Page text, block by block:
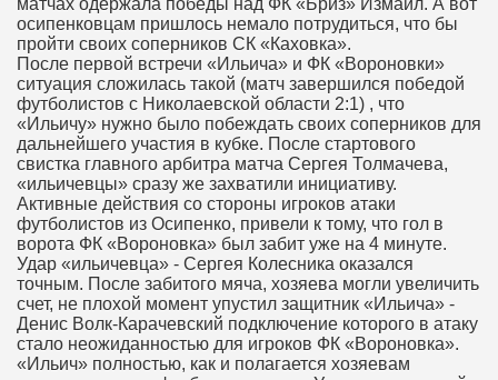
матчах одержала победы над ФК «Бриз» Измаил. А вот
осипенковцам пришлось немало потрудиться, что бы
пройти своих соперников СК «Каховка».
После первой встречи «Ильича» и ФК «Вороновки»
ситуация сложилась такой (матч завершился победой
футболистов с Николаевской области 2:1) , что
«Ильичу» нужно было побеждать своих соперников для
дальнейшего участия в кубке. После стартового
свистка главного арбитра матча Сергея Толмачева,
«ильичевцы» сразу же захватили инициативу.
Активные действия со стороны игроков атаки
футболистов из Осипенко, привели к тому, что гол в
ворота ФК «Вороновка» был забит уже на 4 минуте.
Удар «ильичевца» - Сергея Колесника оказался
точным. После забитого мяча, хозяева могли увеличить
счет, не плохой момент упустил защитник «Ильича» -
Денис Волк-Карачевский подключение которого в атаку
стало неожиданностью для игроков ФК «Вороновка».
«Ильич» полностью, как и полагается хозяевам